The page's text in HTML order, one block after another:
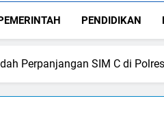
PEMERINTAH PENDIDIKAN
Perpanjangan SIM C di